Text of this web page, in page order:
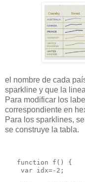
el nombre de cada
sparkline y que la
Para modificar los
correspondiente en
Para los sparklines,
se construye la tabla.
   function f() {
    var idx=-2;